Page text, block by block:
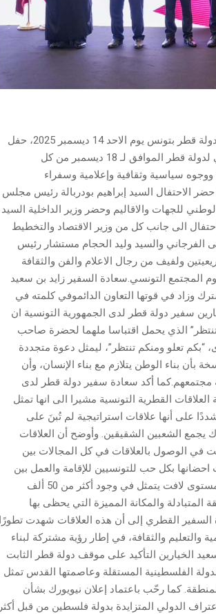
وسط اشادة بقيمة التعاون المشترك نظمت سفارة دولة قطر بتونس يوم الاحد 14 ديسمبر 2025، حفل
استقبال بهيج بمناسبة الذكرى السنوية لليوم الوطني لدولة قطر الموافق لـ 18 ديسمبر من كل
سياسية وثقافية وإعلامية وسفراء
الاحتفال السيد إبراهيم بودربالة رئيس مجلس
للجهات والاقاليم وحضر وزير الداخلية السيد
الى جانب كل من وزير الاقتصاد والتخطيط
والسيد وليد الحجام مستشار رئيس
ولفيف من رجال الاعلام والفن والثقافة
المجتمع التونسي.سعادة السفير زايد بن سعيد
وزاد في قوتها التعاون الدائموفي كلمته في
سفير دولة قطر لدى الجمهورية التونسية ان
الذي يحمل اقتباسا ملهما لحضرة صاحب
“بكم تعلو ومنكم تنتظر”، ليمثل دعوة متجددة
بأن بناء الوطن يتلازم مع بناء الإنسان، وأن
مجتمعهم.كما أكد سعادة سفير دولة قطر لدى
القطرية التونسية مشيرا الى انها تمثل
على أنها علاقات استراتيجية لم تُبنَ على
يجمع الشعبين الشقيقين. وأوضح أن العلاقات
اتفاقية رسمية أسهمت في الوصول بالعلاقات في كل المجالات بين
بكل حب للتونسيين للإقامة والعمل بين
ظهرانيها ليصل الحضور الشعبي التونسي هناك الى مستوى لافت يتمثل في وجود أكثر من 50 ألف
والمكانة المميزة التي يحظى بها
القطري إلى أن هذه العلاقات شهدت تطورًا
والتعليم والثقافة، في إطار رؤية مشتركة لبناء
الخيارين التأكيد على موقف دولة قطر الثابت
الفلسطينية المستقلة وعاصمتها القدس تمثل
كما رحّب باعتماد إعلان نيويورك بشأن
الدولي المتزايدة بدولة فلسطين من قبل أكثر